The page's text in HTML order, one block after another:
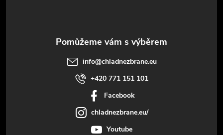
info@chladnezbrane.eu
+420 771 151 101
Facebook
chladnezbrane.eu/
Youtube